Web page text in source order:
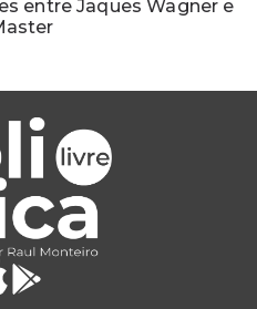
entre Jaques Wagner e